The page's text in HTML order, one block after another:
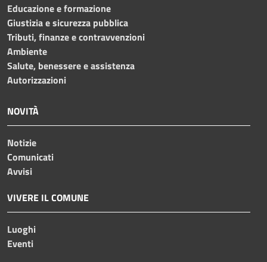
Educazione e formazione
Giustizia e sicurezza pubblica
Tributi, finanze e contravvenzioni
Ambiente
Salute, benessere e assistenza
Autorizzazioni
NOVITÀ
Notizie
Comunicati
Avvisi
VIVERE IL COMUNE
Luoghi
Eventi